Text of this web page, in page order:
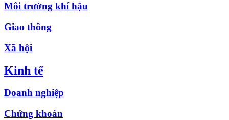
Môi trường khí hậu
Giao thông
Xã hội
Kinh tế
Doanh nghiệp
Chứng khoán